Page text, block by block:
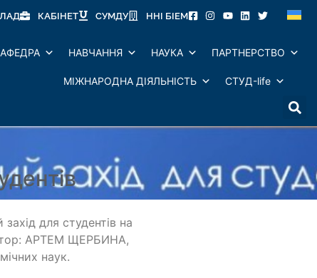
КАБІНЕТ СУМДУ ННІ БІЕМ
НАВЧАННЯ НАУКА ПАРТНЕРСТВО
МІЖНАРОДНА ДІЯЛЬНІСТЬ СТУД-life
для студентів на
АРТЕМ ЩЕРБИНА,
наук.